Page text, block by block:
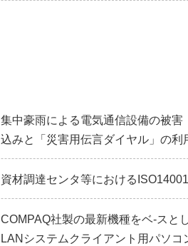
集中豪雨による電気通信設備の被
込みと「災害用伝言ダイヤル」の利
資材調達センタ等における
COMPAQ社製の最新機種をベ-スと
LANシステムクライアント用パソコ